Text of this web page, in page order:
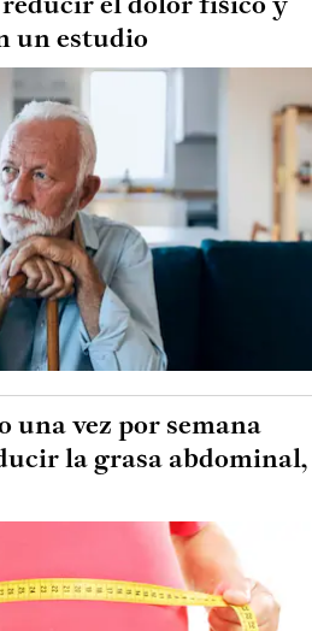
el dolor físico y
un estudio
una vez por semana
la grasa abdominal,